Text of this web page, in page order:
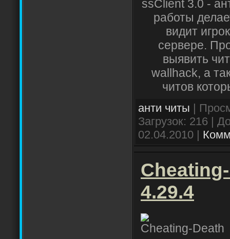
ssClient 3.0 -
работы
видит
сервере.
выявить
wallhack, а
читов
анти читы |
Загрузок: 216 |
02.04.2010 |
4.29.4
Cheating-Death